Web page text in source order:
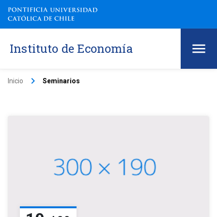
Instituto de Economía
Inicio keyboard_arrow_right Seminarios